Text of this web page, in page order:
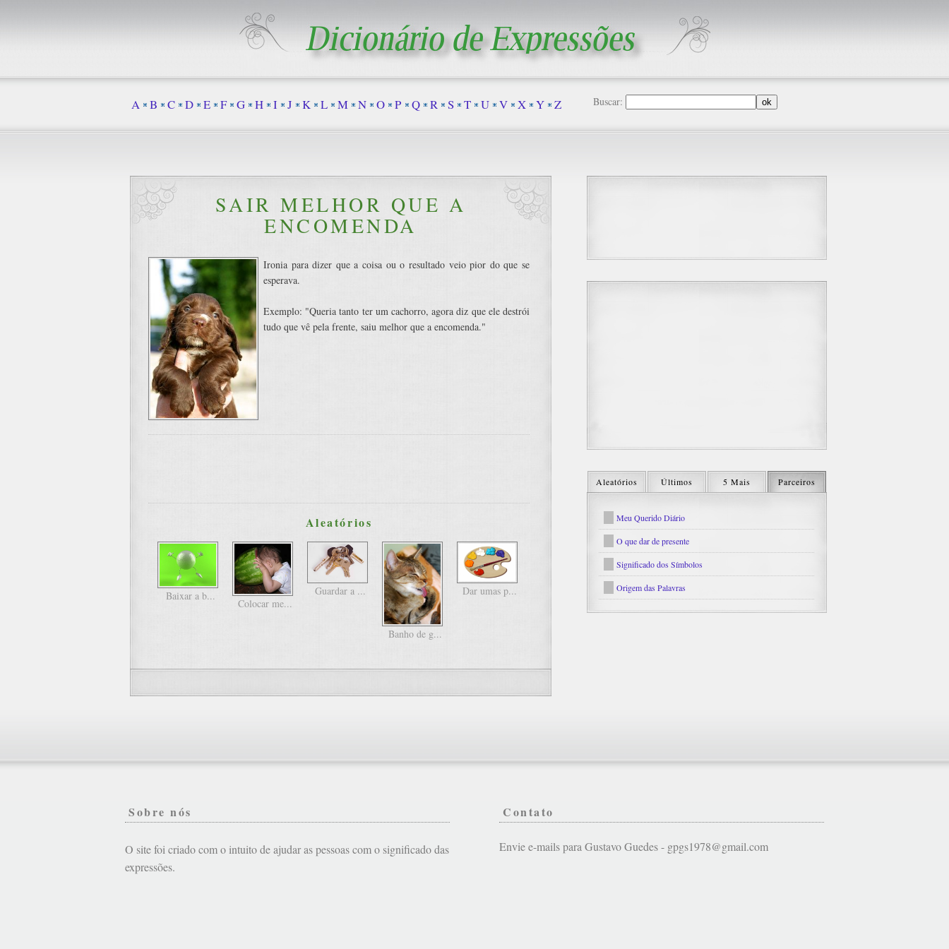
SAIR MELHOR QUE A
ENCOMENDA
Ironia para dizer que a coisa ou o resultado veio pior do que se
esperava.
Exemplo: "Queria tanto ter um cachorro, agora diz que ele destrói
tudo que vê pela frente, saiu melhor que a encomenda."
Aleatórios
Baixar a b...
Colocar me...
Guardar a ...
Banho de g...
Dar umas p...
A B C D E F G H I J K L M N O P Q R S T U V X Y Z Buscar:
Aleatórios Últimos 5 Mais Parceiros
Meu Querido Diário
O que dar de presente
Significado dos Símbolos
Origem das Palavras
Sobre nós
O site foi criado com o intuito de ajudar as pessoas com o significado das
expressões.
Contato
Envie e-mails para Gustavo Guedes - gpgs1978@gmail.com